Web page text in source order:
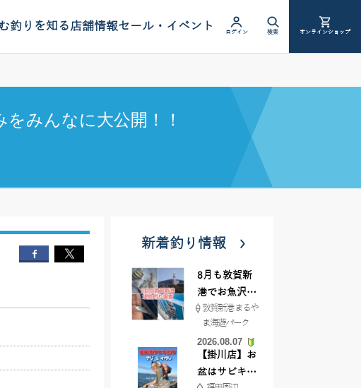
釣りを知る店舗情報セール・イベント ログイン 検索 オンラインショップ
みんなに大公開！！
新着釣り情報
8月も敦賀新
港でお魚沢山
♪ イシグロ彦
根店
敦賀新港 まるや
ま海遊パーク
2026.08.07
【掛川店】お
盆はサビキ釣